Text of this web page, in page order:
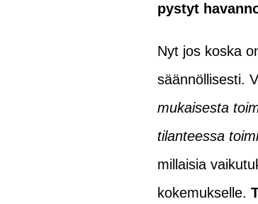
pystyt
Nyt jos koska
säännöllisesti.
mukaisesta
tilanteessa
millaisia
kokemukselle.